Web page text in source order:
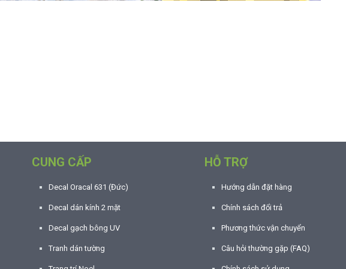
CUNG CẤP
Decal Oracal 631 (Đức)
Decal dán kính 2 mặt
Decal gạch bông UV
Tranh dán tường
HỖ TRỢ
Hướng dẫn đặt hàng
Chính sách đổi trả
Phương thức vận chuyển
Câu hỏi thường gặp (FAQ)